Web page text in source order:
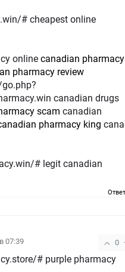
# cheapest online
online canadian pharmacy
pharmacy review
canadian drugs
scam canadian
pharmacy king
# legit canadian
0
07:39
# purple pharmacy